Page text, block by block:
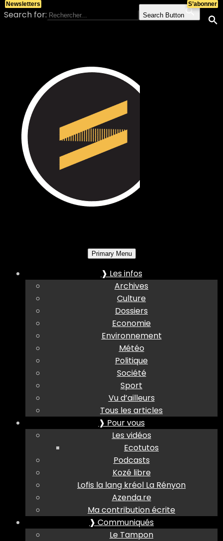
Search for: Search Button
Primary Menu
❱ Les infos
Archives
Culture
Dossiers
Economie
Environnement
Météo
Politique
Société
Sport
Vu d’ailleurs
Tous les articles
❱ Pour vous
Les vidéos
Ecotutos
Podcasts
Kozé libre
Lofis la lang kréol La Rényon
Azenda.re
Ma contribution écrite
❱ Communiqués
Le Tampon
S’abonner
Newsletters